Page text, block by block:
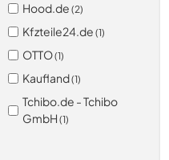
Hood.de (2)
Kfzteile24.de (1)
OTTO(1)
Kaufland(1)
Tchibo.de - Tchibo
GmbH (1)